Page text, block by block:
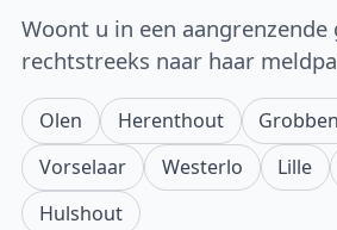
Woont u in een aangrenzende
rechtstreeks naar haar
Olen Herenthout
Vorselaar
Westerlo Lille
Hulshout